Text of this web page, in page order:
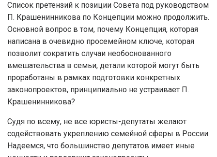
Список претензий к позиции Совета под руководством
П. Крашенинникова по Концепции можно продолжить.
Основной вопрос в том, почему Концепция, которая
написана в очевидно просемейном ключе, которая
позволит сократить случаи необоснованного
вмешательства в семьи, детали которой могут быть
проработаны в рамках подготовки конкретных
законопроектов, принципиально не устраивает П.
Крашенинникова?
Судя по всему, не все юристы-депутаты желают
содействовать укреплению семейной сферы в России.
Надеемся, что большинство депутатов имеет иные